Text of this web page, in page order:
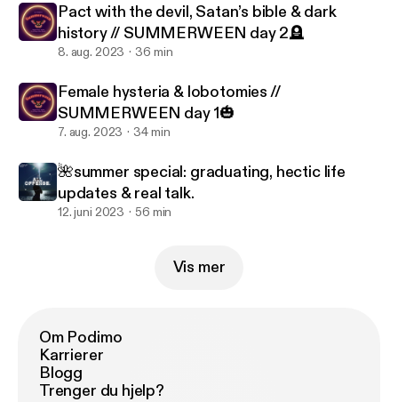
Pact with the devil, Satan’s bible & dark
history // SUMMERWEEN day 2🪦
8. aug. 2023 36 min
Female hysteria & lobotomies //
SUMMERWEEN day 1🎃
7. aug. 2023 34 min
🌺summer special: graduating, hectic life
updates & real talk.
12. juni 2023 56 min
Vis mer
Om Podimo
Karrierer
Blogg
Trenger du hjelp?